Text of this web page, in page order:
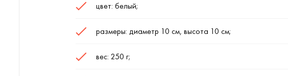
цвет: белый;
размеры: диаметр 10 см, высота 10 см;
вес: 250 г;